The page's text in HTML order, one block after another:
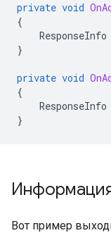
private void
{
ResponseInfo
}
private void
{
ResponseInfo
}
Вот пример